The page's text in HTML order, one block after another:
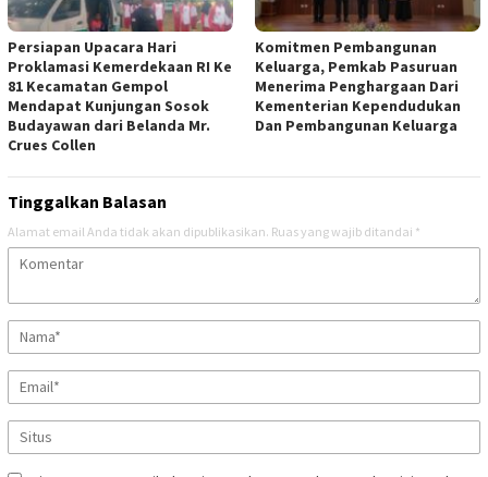
Persiapan Upacara Hari
Proklamasi Kemerdekaan RI Ke
81 Kecamatan Gempol
Mendapat Kunjungan Sosok
Budayawan dari Belanda Mr.
Crues Collen
Komitmen Pembangunan
Keluarga, Pemkab Pasuruan
Menerima Penghargaan Dari
Kementerian Kependudukan
Dan Pembangunan Keluarga
Tinggalkan Balasan
Alamat email Anda tidak akan dipublikasikan. Ruas yang wajib ditandai *